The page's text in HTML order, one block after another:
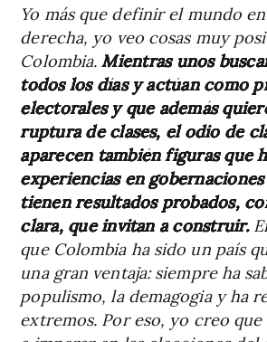
Yo más que definir el mundo
derecha, yo veo cosas muy
Colombia. Mientras unos
todos los días y actúan como
electorales y que además
ruptura de clases, el odio de
aparecen también figuras que
experiencias en
tienen resultados probados,
clara, que invitan a construir.
que Colombia ha sido un país
una gran ventaja: siempre ha
populismo, la demagogia y ha
extremos. Por eso, yo creo